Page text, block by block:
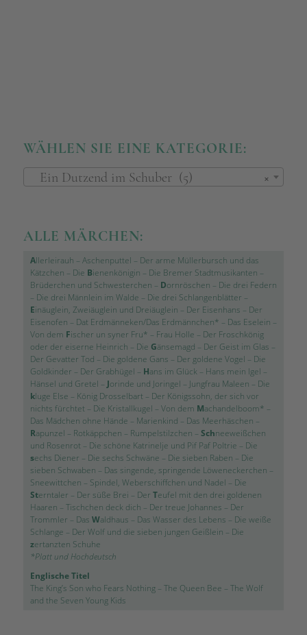
WÄHLEN SIE EINE KATEGORIE:
×
Ein Dutzend im Schuber (5)
ALLE MÄRCHEN:
Allerleirauh – Aschenputtel – Der arme Müllerbursch und das
Kätzchen – Die Bienenkönigin – Die Bremer Stadtmusikanten –
Brüderchen und Schwesterchen – Dornröschen – Die drei Federn
– Die drei Männlein im Walde – Die drei Schlangenblätter –
Einäuglein, Zweiäuglein und Dreiäuglein – Der Eisenhans – Der
Eisenofen – Dat Erdmänneken/Das Erdmännchen* – Das Eselein –
Von dem Fischer un syner Fru* – Frau Holle – Der Froschkönig
oder der eiserne Heinrich – Die Gänsemagd – Der Geist im Glas –
Der Gevatter Tod – Die goldene Gans – Der goldene Vogel – Die
Goldkinder – Der Grabhügel – Hans im Glück– Hans mein Igel –
Hänsel und Gretel – Jorinde und Joringel – Jungfrau Maleen – Die
kluge Else – König Drosselbart – Der Königssohn, der sich vor
nichts fürchtet – Die Kristallkugel – Von dem Machandelboom* –
Das Mädchen ohne Hände – Marienkind – Das Meerhäschen –
Rapunzel – Rotkäppchen – Rumpelstilzchen – Schneeweißchen
und Rosenrot – Die schöne Katrinelje und Pif Paf Poltrie – Die
sechs Diener – Die sechs Schwäne – Die sieben Raben – Die
sieben Schwaben – Das singende, springende Löweneckerchen –
Sneewittchen – Spindel, Weberschiffchen und Nadel – Die
Sterntaler – Der süße Brei – Der Teufel mit den drei goldenen
Haaren – Tischchen deck dich – Der treue Johannes – Der
Trommler – Das Waldhaus – Das Wasser des Lebens – Die weiße
Schlange – Der Wolf und die sieben jungen Geißlein – Die
zertanzten Schuhe
*Platt und Hochdeutsch
Englische Titel
The King’s Son who Fears Nothing– The Queen Bee – The Wolf
and the Seven Young Kids